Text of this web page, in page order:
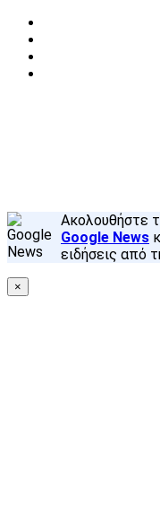
Ακολουθήστε
Google News
ειδήσεις από
×